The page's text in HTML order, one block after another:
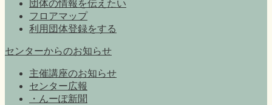
団体の情報を伝えたい
フロアマップ
利用団体登録をする
センターからのお知らせ
主催講座のお知らせ
センター広報
・んーぽ新聞